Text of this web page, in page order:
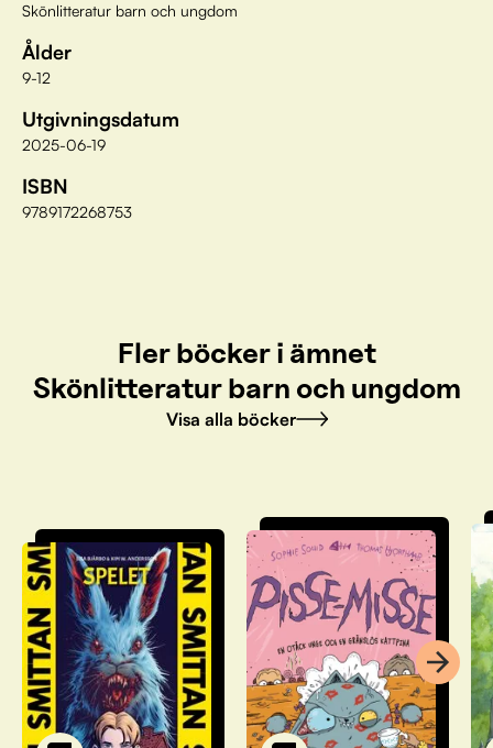
Skönlitteratur barn och ungdom
Ålder
9-12
Utgivningsdatum
2025-06-19
ISBN
9789172268753
Fler böcker i ämnet
Skönlitteratur barn och ungdom
Visa alla böcker